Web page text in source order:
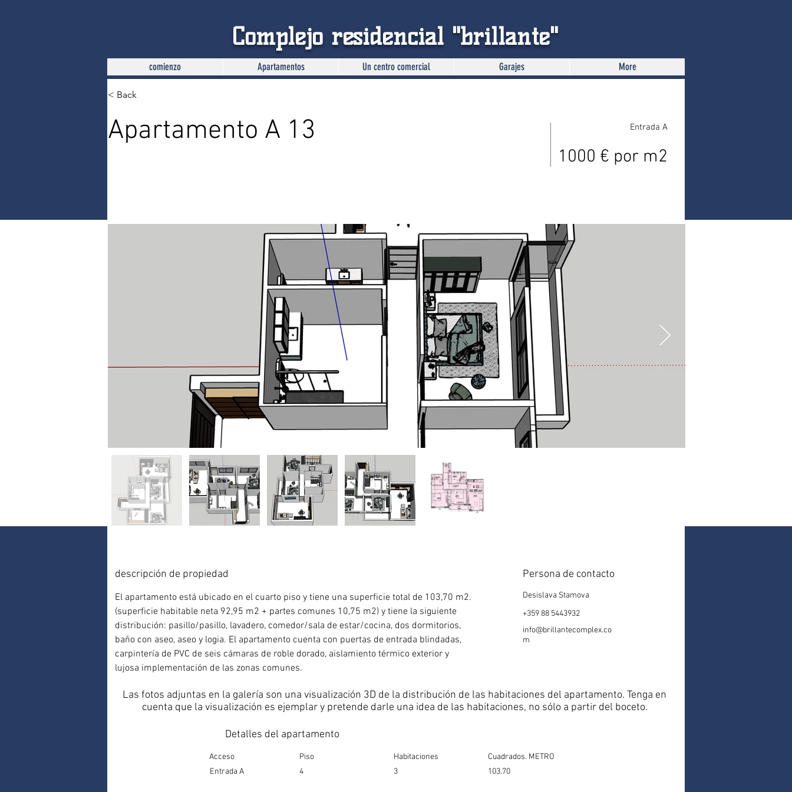
Complejo residencial "brillante"
comienzo Apartamentos Un centro comercial Garajes More
< Back
Apartamento A 13 Entrada A
1000 € por m2
descripción de propiedad
El apartamento está ubicado en el cuarto piso y tiene una superficie total de 103,70 m2.
(superficie habitable neta 92,95 m2 + partes comunes 10,75 m2) y tiene la siguiente
distribución: pasillo/pasillo, lavadero, comedor/sala de estar/cocina, dos dormitorios,
baño con aseo, aseo y logia. El apartamento cuenta con puertas de entrada blindadas,
carpintería de PVC de seis cámaras de roble dorado, aislamiento térmico exterior y
lujosa implementación de las zonas comunes.
Persona de contacto
Desislava Stamova
+359 88 5443932
info@brillantecomplex.co
m
Las fotos adjuntas en la galería son una visualización 3D de la distribución de las habitaciones del apartamento. Tenga en
cuenta que la visualización es ejemplar y pretende darle una idea de las habitaciones, no sólo a partir del boceto.
Detalles del apartamento
Piso
Acceso Habitaciones
Cuadrados. METRO
4
Entrada A 3 103.70